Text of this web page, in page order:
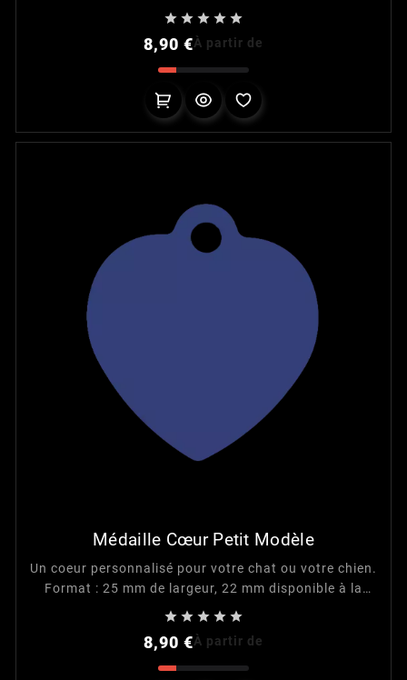
    
8,90 €À partir de
Médaille Cœur Petit Modèle
Un coeur personnalisé pour votre chat ou votre chien.
Format : 25 mm de largeur, 22 mm disponible à la
gravure.
    
8,90 €À partir de